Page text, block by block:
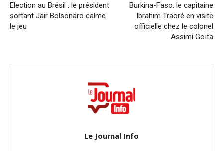
Election au Brésil : le président
sortant Jair Bolsonaro calme
le jeu
Burkina-Faso: le capitaine
Ibrahim Traoré en visite
officielle chez le colonel
Assimi Goïta
Le Journal Info